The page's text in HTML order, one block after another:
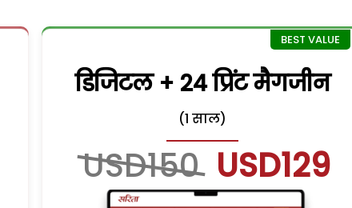
डिजिटल + 24 प्रिंट मैगजीन
(1 साल)
USD150 USD129